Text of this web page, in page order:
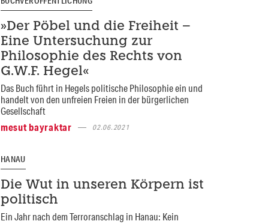
»Der Pöbel und die Freiheit –
Eine Untersuchung zur
Philosophie des Rechts von
G.W.F. Hegel«
Das Buch führt in Hegels politische Philosophie ein und
handelt von den unfreien Freien in der bürgerlichen
Gesellschaft
mesut bayraktar
02.06.2021
HANAU
Die Wut in unseren Körpern ist
politisch
Ein Jahr nach dem Terroranschlag in Hanau: Kein